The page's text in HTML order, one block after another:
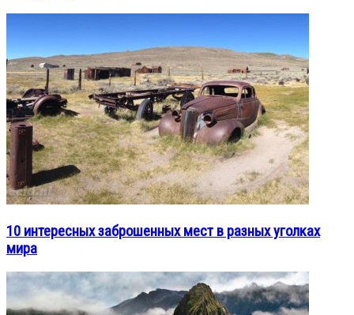
10 интересных заброшенных мест в разных уголках
мира